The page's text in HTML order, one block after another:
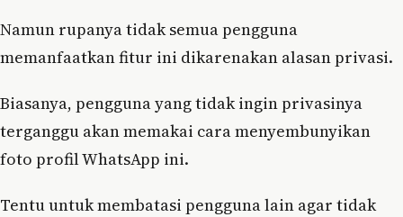
Namun rupanya tidak semua pengguna
memanfaatkan fitur ini dikarenakan alasan privasi.
Biasanya, pengguna yang tidak ingin privasinya
terganggu akan memakai cara menyembunyikan
foto profil WhatsApp ini.
Tentu untuk membatasi pengguna lain agar tidak